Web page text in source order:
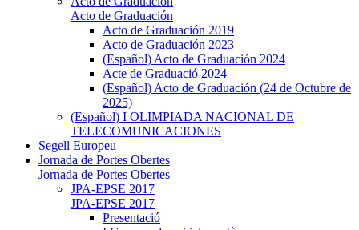
Acto de Graduación
Acto de Graduación 2019
Acto de Graduación 2023
(Español) Acto de Graduación 2024
Acte de Graduació 2024
(Español) Acto de Graduación (24 de Octubre de
2025)
(Español) I OLIMPIADA NACIONAL DE
TELECOMUNICACIONES
Segell Europeu
Jornada de Portes Obertes
Jornada de Portes Obertes
JPA-EPSE 2017
JPA-EPSE 2017
Presentació